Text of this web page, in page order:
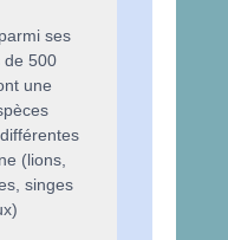
ses
de 500
une
(lions,
singes